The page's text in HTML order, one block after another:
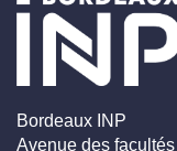
Bordeaux INP
Avenue des facultés